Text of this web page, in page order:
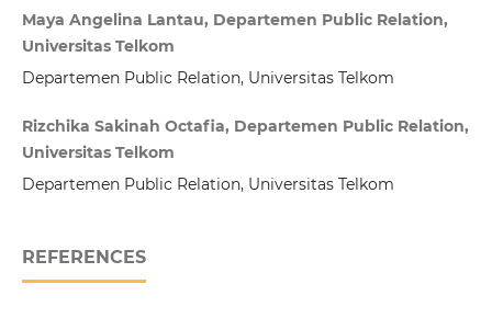
Maya Angelina Lantau, Departemen Public Relation,
Universitas Telkom
Departemen Public Relation, Universitas Telkom
Rizchika Sakinah Octafia, Departemen Public Relation,
Universitas Telkom
Departemen Public Relation, Universitas Telkom
REFERENCES